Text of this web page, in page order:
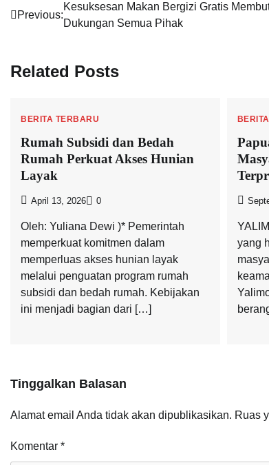
Navigasi
Previous:
Kesuksesan Makan Bergizi Gratis
Dukungan Semua Pihak
Related Posts
BERITA TERBARU
Rumah Subsidi dan Bedah
Rumah Perkuat Akses Hunian
Layak
April 13, 2026 0
Oleh: Yuliana Dewi )* Pemerintah
memperkuat komitmen dalam
memperluas akses hunian layak
melalui penguatan program rumah
subsidi dan bedah rumah. Kebijakan
ini menjadi bagian dari […]
yang
Tinggalkan Balasan
Alamat email Anda tidak akan dipublikasikan. Ruas
Komentar *